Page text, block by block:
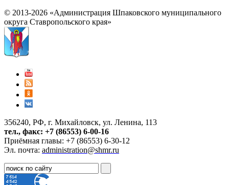
© 2013-2026 «Администрация Шпаковского муниципального
округа Ставропольского края»
356240, РФ, г. Михайловск, ул. Ленина, 113
тел., факс: +7 (86553) 6-00-16
Приёмная главы: +7 (86553) 6-30-12
Эл. почта: administration@shmr.ru